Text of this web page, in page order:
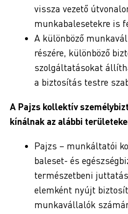
vissza vezető
munkabalesetekre is
A különböző
részére, különböző
szolgáltatásokat
a biztosítás testre
A Pajzs kollektív
kínálnak az alábbi
Pajzs – munkáltatói
baleset- és
természetbeni
elemként nyújt
munkavállalók